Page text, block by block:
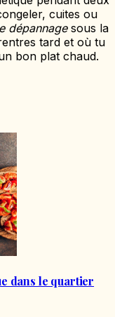
cuites ou
dépannagesous la
tard et où tu
bon plat chaud.
dans le quartier